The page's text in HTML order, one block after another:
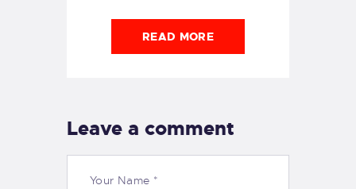
READ MORE
Leave a comment